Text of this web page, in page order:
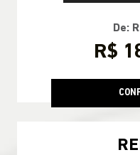
De:
R$